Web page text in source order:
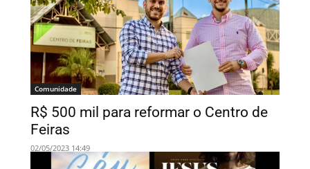
Comunidade
R$ 500 mil para reformar o Centro de
Feiras
02/05/2023 14:49